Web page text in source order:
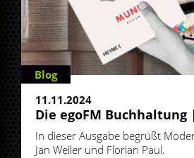
Blog
11.11.2024
Die egoFM Buchhaltung
In dieser Ausgabe begrüßt
Jan Weiler und Florian Paul.